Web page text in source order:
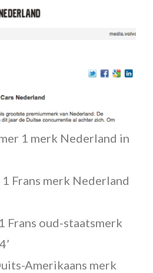
1 merk Nederland in
Frans merk Nederland
Frans oud-staatsmerk
Amerikaans merk